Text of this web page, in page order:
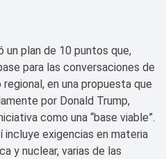
un plan de 10 puntos que,
para las conversaciones de
en una propuesta que
por Donald Trump,
como una “base viable”.
incluye exigencias en materia
y nuclear, varias de las